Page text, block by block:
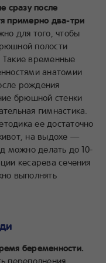
сразу после
примерно два-три
для того, чтобы
полости
Такие временные
анатомии
рождения
брюшной стенки
гимнастика.
ее достаточно
на выдохе —
можно делать до 10-
кесарева сечения
выполнять
беременности.
переполнения